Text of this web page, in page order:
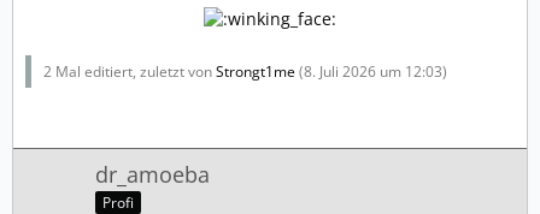
2 Mal editiert, zuletzt vonStrongt1me(8. Juli 2026 um 12:03)
dr_amoeba
Profi